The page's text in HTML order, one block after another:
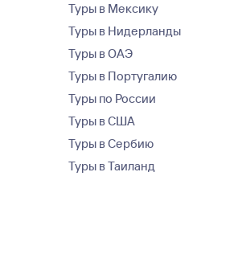
Туры в Мексику
Туры в Нидерланды
Туры в ОАЭ
Туры в Португалию
Туры по России
Туры в США
Туры в Сербию
Туры в Таиланд